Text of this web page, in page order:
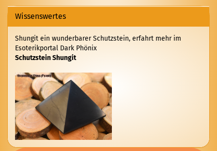
EIN.
Wissenswertes
Shungit ein wunderbarer Schutzstein, erfahrt mehr im
Esoterikportal Dark Phönix
Schutzstein Shungit